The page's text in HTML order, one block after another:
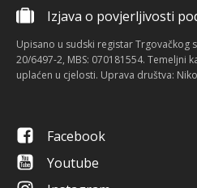
Izjava o povjerljivosti
Upisano u sudski registar Trgovačkog
20/6497-2, MBS: 070181554. Temeljni
uplaćen u cjelosti. Uprava društva:
Facebook
Youtube